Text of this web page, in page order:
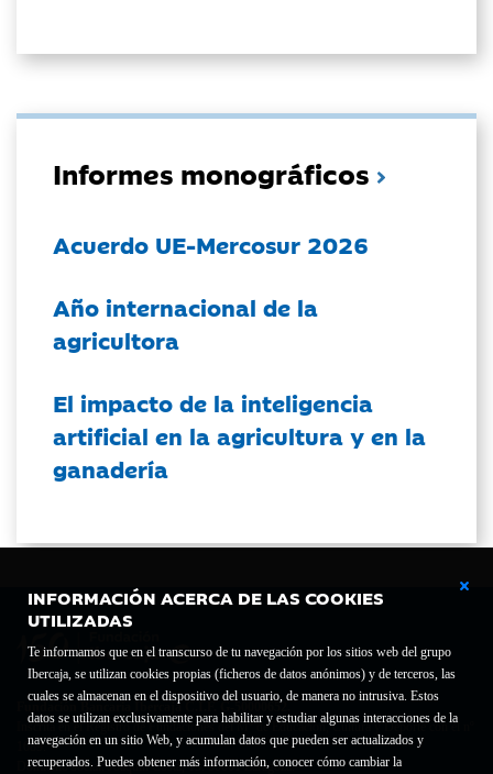
INFORMACIÓN ACERCA DE LAS COOKIES
UTILIZADAS
Te informamos que en el transcurso de tu navegación por los sitios web del grupo
Ibercaja, se utilizan cookies propias (ficheros de datos anónimos) y de terceros, las
cuales se almacenan en el dispositivo del usuario, de manera no intrusiva. Estos
datos se utilizan exclusivamente para habilitar y estudiar algunas interacciones de la
navegación en un sitio Web, y acumulan datos que pueden ser actualizados y
recuperados. Puedes obtener más información, conocer cómo cambiar la
Informes monográficos
Acuerdo UE-Mercosur 2026
Año internacional de la
agricultora
El impacto de la inteligencia
artificial en la agricultura y en la
ganadería
Fundación Bancaria Ibercaja C.I.F. G-50000652.
Inscrita en el Registro de Fundaciones del Mº de Educación, Cultura y Deporte con el nº
1689.
Domicilio social: Joaquín Costa, 13. 50001 Zaragoza.